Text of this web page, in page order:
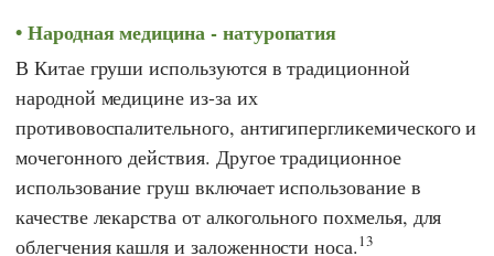
Народная медицина - натуропатия
В Китае груши используются в традиционной
народной медицине из-за их
противовоспалительного, антигипергликемического и
мочегонного действия. Другое традиционное
использование груш включает использование в
качестве лекарства от алкогольного похмелья, для
облегчения кашля и заложенности носа.13